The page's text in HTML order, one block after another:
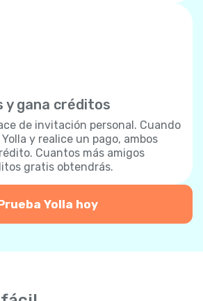
y gana créditos
de invitación personal. Cuando
y realice un pago, ambos
Cuantos más amigos
gratis obtendrás.
Yolla hoy